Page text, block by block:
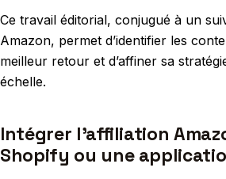
Ce travail éditorial, conjugué à un
Amazon, permet d’identifier les
meilleur retour et d’affiner sa
échelle.
Intégrer l’affiliation
Shopify ou une